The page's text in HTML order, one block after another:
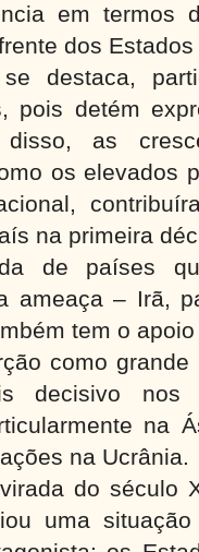
em termos
dos
destaca,
pois detém
as
os elevados
na primeira
de países
ameaça – Irã,
tem o
como
decisivo nos
na
na Ucrânia.
do século
uma